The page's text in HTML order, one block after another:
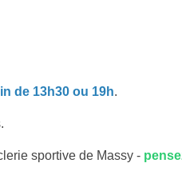
de 13h30 ou 19h.
sportive de Massy -